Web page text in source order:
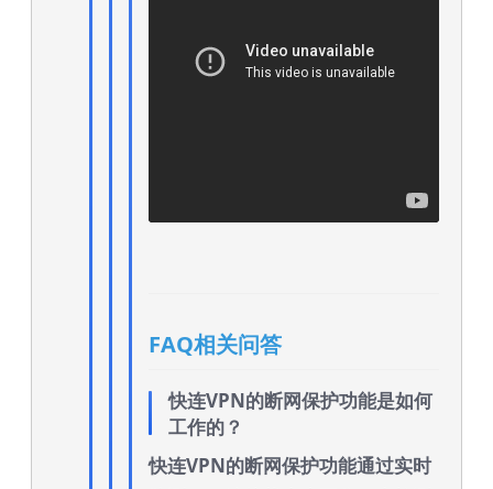
FAQ相关问答
快连VPN的断网保护功能是如何
工作的？
快连VPN的断网保护功能通过实时